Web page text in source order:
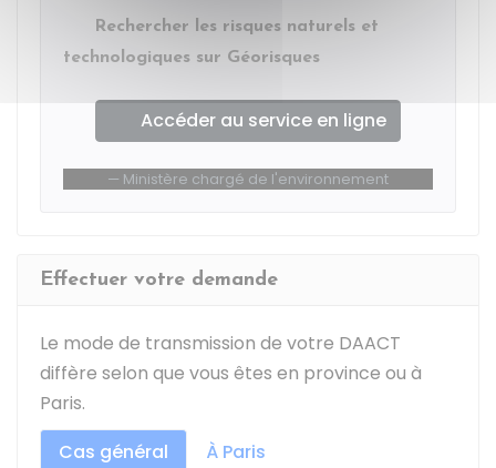
Rechercher les risques naturels et
technologiques sur Géorisques
Accéder au service en ligne
Ministère chargé de l'environnement
Effectuer votre demande
Le mode de transmission de votre DAACT
diffère selon que vous êtes en province ou à
Paris.
Cas général
À Paris